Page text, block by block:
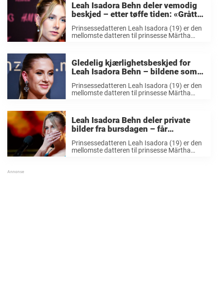
Leah Isadora Behn deler vemodig
beskjed – etter tøffe tiden: «Grått
mer»
Prinsessedatteren Leah Isadora (19) er den
mellomste datteren til prinsesse Märtha
...
Gledelig kjærlighetsbeskjed for
Leah Isadora Behn – bildene som
avslører alt
Prinsessedatteren Leah Isadora (19) er den
mellomste datteren til prinsesse Märtha
prinsesse Ragnhilds ...
Leah Isadora Behn deler private
bilder fra bursdagen – får
tusentalls til å reagere
Prinsessedatteren Leah Isadora (19) er den
mellomste datteren til prinsesse Märtha